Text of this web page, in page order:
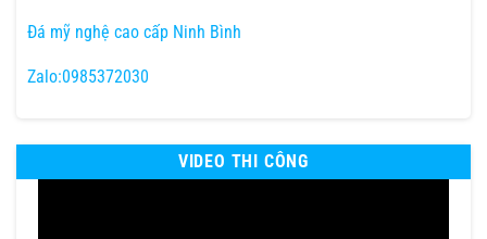
Đá mỹ nghệ cao cấp Ninh Bình
Zalo:0985372030
VIDEO THI CÔNG